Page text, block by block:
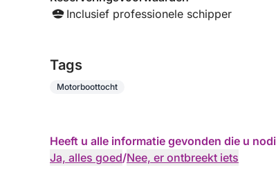
Inclusief professionele schipper
Tags
Motorboottocht
Heeft u alle informatie gevonden die u
Ja, alles goed/Nee, er ontbreekt iets